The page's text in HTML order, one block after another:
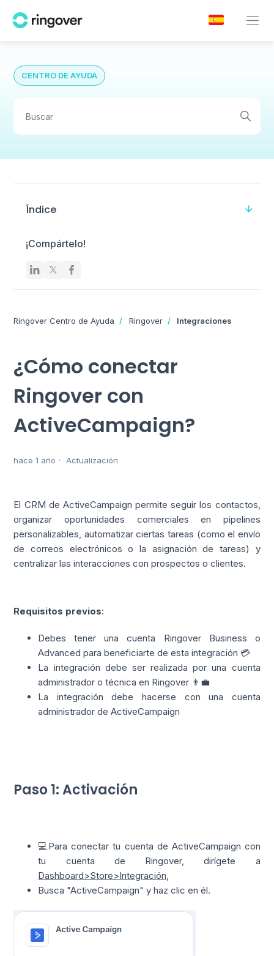
CENTRO DE AYUDA
Índice
¡Compártelo!
Ringover Centro de Ayuda Ringover Integraciones
¿Cómo conectar
Ringover con
ActiveCampaign?
hace 1 año Actualización
El CRM de ActiveCampaign permite seguir los contactos,
organizar oportunidades comerciales en pipelines
personalizables, automatizar ciertas tareas (como el envío
de correos electrónicos o la asignación de tareas) y
centralizar las interacciones con prospectos o clientes.
Requisitos previos:
Debes tener una cuenta Ringover Business o
Advanced para beneficiarte de esta integración 💳
La integración debe ser realizada por una cuenta
administrador o técnica en Ringover 👨‍💼
La integración debe hacerse con una cuenta
administrador de ActiveCampaign
Paso 1: Activación
💻Para conectar tu cuenta de ActiveCampaign con
tu cuenta de Ringover, dirígete a
Dashboard>Store>Integración,
Busca "ActiveCampaign" y haz clic en él.